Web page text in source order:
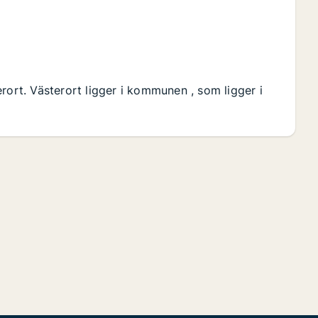
Västerort ligger i kommunen , som ligger i